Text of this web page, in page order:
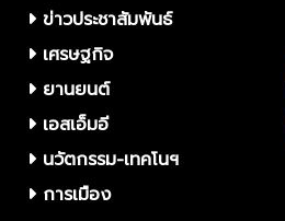
ข่าวประชาสัมพันธ์
เศรษฐกิจ
ยานยนต์
เอสเอ็มอี
นวัตกรรม-เทคโนฯ
การเมือง